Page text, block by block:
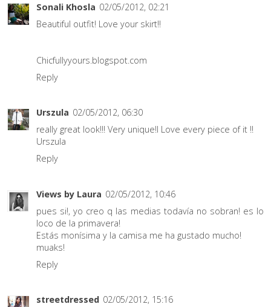
Sonali Khosla 02/05/2012, 02:21
Beautiful outfit! Love your skirt!!
Chicfullyyours.blogspot.com
Reply
Urszula 02/05/2012, 06:30
really great look!!! Very unique!I Love every piece of it !!
Urszula
Reply
Views by Laura 02/05/2012, 10:46
pues si!, yo creo q las medias todavía no sobran! es lo
loco de la primavera!
Estás monísima y la camisa me ha gustado mucho!
muaks!
Reply
streetdressed 02/05/2012, 15:16